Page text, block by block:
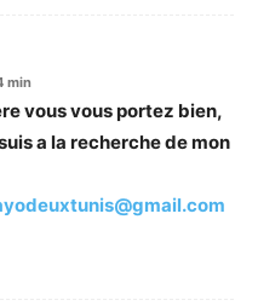
min
vous vous portez bien,
a la recherche de mon